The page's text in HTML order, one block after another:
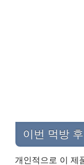
이번 먹방
개인적으로 이 제